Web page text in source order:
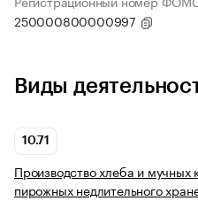
250000800000997
Виды
10.71
Производство хлеба и мучных
пирожных недлительного